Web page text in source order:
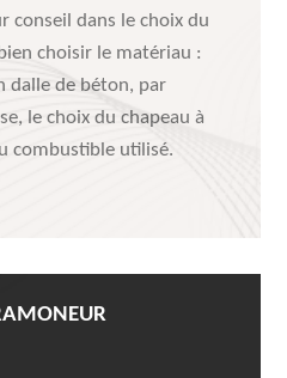
conseil dans le choix du
choisir le matériau :
dalle de béton, par
le choix du chapeau à
combustible utilisé.